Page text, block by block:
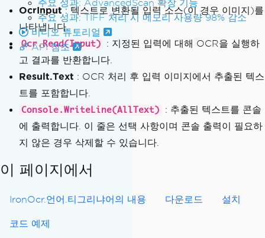
주요 성과: AdvancedScan 확장 기능
주요 성과: TIFF 처리 시 메모리 사용량 98% 감소
비디오 튜토리얼
API 참조
// Extract all text recogn
ized in the image and store it in a va
riable
var
AllText
xt
Console. WriteLine (AllTex
t);
}
OcrInput: 텍스트로 변환될 입력 소스(이 경우 이미지)를
나타냅니다.
Ocr.Read(Input)
: 지정된 입력에 대해 OCR을 실행하
고 결과를 반환합니다.
Result.Text : OCR 처리 후 입력 이미지에서 추출된 텍스
트를 포함합니다.
Console.WriteLine(AllText)
: 추출된 텍스트를 콘솔
에 출력합니다. 이 줄은 선택 사항이며 콘솔 출력이 필요하
지 않은 경우 삭제할 수 있습니다.
이 페이지에서
IronOcr.언어.티그리냐어의 내용 다운로드 설치
코드 예제